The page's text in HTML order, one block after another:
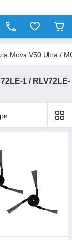
Mova V50 Ultra /
1 / RLV72LE-